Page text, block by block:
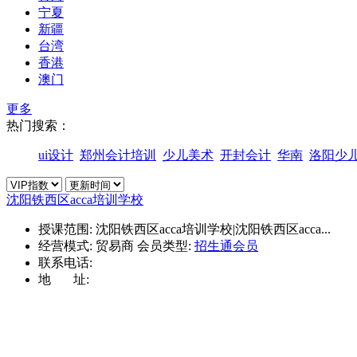
宁夏
新疆
台湾
香港
澳门
更多
热门搜索：
ui设计 郑州会计培训 少儿美术 开封会计 华南 洛阳少
沈阳铁西区acca培训学校
授课范围: 沈阳铁西区acca培训学校|沈阳铁西区acca...
经营模式: 贸易商 会员类型: 招生通会员
联系电话:
地 址: